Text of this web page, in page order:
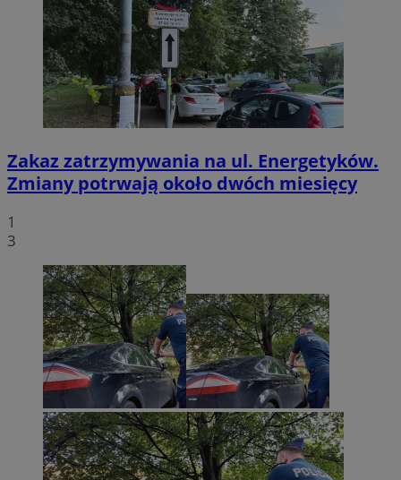
Zakaz zatrzymywania na ul. Energetyków.
Zmiany potrwają około dwóch miesięcy
1
3